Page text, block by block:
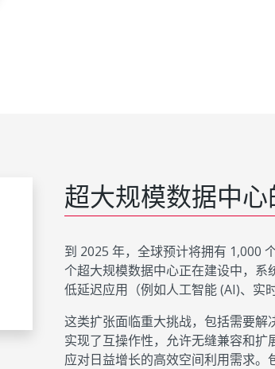
超大规模数据中
到 2025 年，全球预计将拥有 1,000
个超大规模数据中心正在建设中，系
低延迟应用（例如人工智能 (AI)、实
这类扩张面临重大挑战，包括需要解
实现了互操作性，允许无缝兼容和扩
应对日益增长的高效空间利用需求。